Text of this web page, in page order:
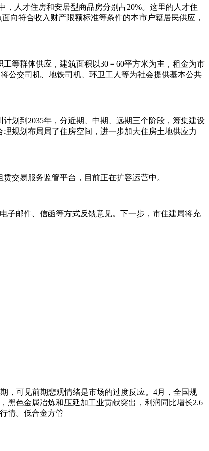
人才住房和安居型商品房分别占20%。这里的人才住
向符合收入财产限额标准等条件的本市户籍居民供应，
等群体供应，建筑面积以30－60平方米为主，租金为市
公交司机、地铁司机、环卫工人等为社会提供基本公共
划到2035年，分近期、中期、远期三个阶段，筹集建设
规划布局局了住房空间，进一步加大住房土地供应力
交易服务监管平台，目前正在扩容运营中。
子邮件、信函等方式反馈意见。下一步，市住建局将充
可见前期悲观情绪是市场的过度反应。4月，全国规
黑色金属冶炼和压延加工业贡献突出，利润同比增长2.6
情。低合金方管